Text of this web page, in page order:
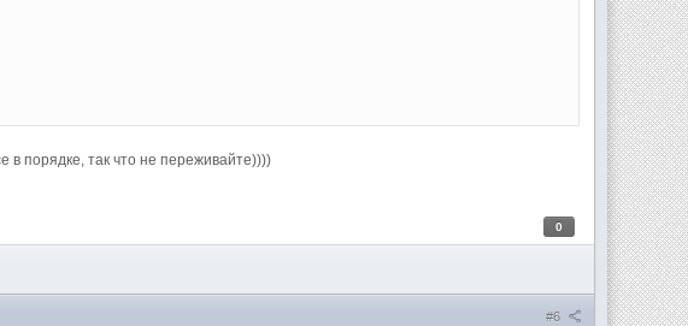
в порядке, так что не переживайте))))
0
#6